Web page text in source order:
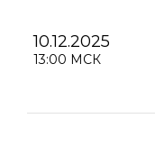
10.12.2025
13:00 МСК